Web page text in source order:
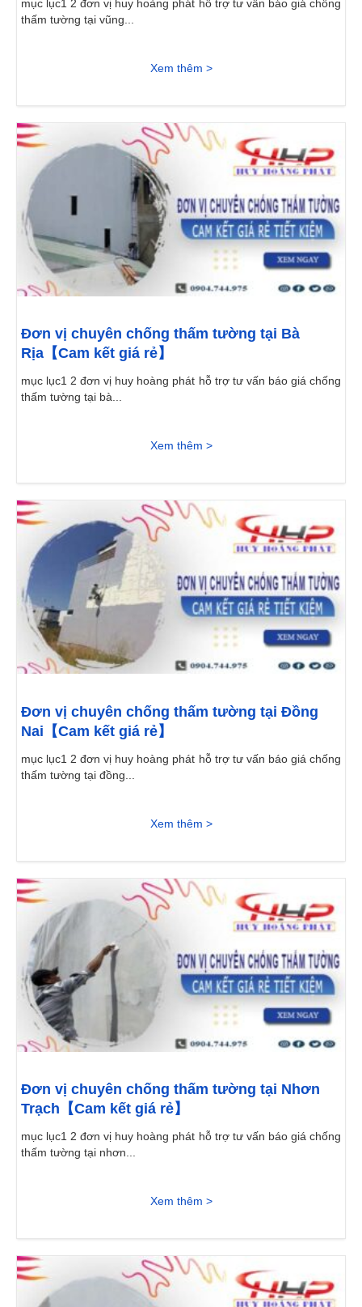
mục lục1 2 đơn vị huy hoàng phát hỗ trợ tư vấn báo giá chống
thấm tường tại vũng...
Xem thêm >
Đơn vị chuyên chống thấm tường tại Bà
Rịa【Cam kết giá rẻ】
mục lục1 2 đơn vị huy hoàng phát hỗ trợ tư vấn báo giá chống
thấm tường tại bà...
Xem thêm >
Đơn vị chuyên chống thấm tường tại Đồng
Nai【Cam kết giá rẻ】
mục lục1 2 đơn vị huy hoàng phát hỗ trợ tư vấn báo giá chống
thấm tường tại đồng...
Xem thêm >
Đơn vị chuyên chống thấm tường tại Nhơn
Trạch【Cam kết giá rẻ】
mục lục1 2 đơn vị huy hoàng phát hỗ trợ tư vấn báo giá chống
thấm tường tại nhơn...
Xem thêm >